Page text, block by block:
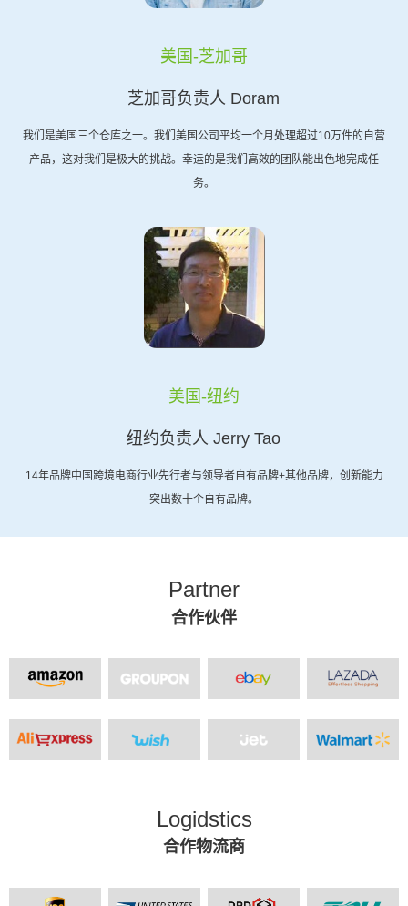
美国-芝加哥
芝加哥负责人 Doram
我们是美国三个仓库之一。我们美国公司平均一个月处理超过10万件的自营
产品，这对我们是极大的挑战。幸运的是我们高效的团队能出色地完成任
务。
美国-纽约
纽约负责人 Jerry Tao
14年品牌中国跨境电商行业先行者与领导者自有品牌+其他品牌，创新能力
突出数十个自有品牌。
Partner
合作伙伴
Logidstics
合作物流商